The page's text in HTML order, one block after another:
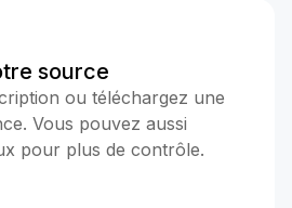
source
ou téléchargez une
Vous pouvez aussi
pour plus de contrôle.